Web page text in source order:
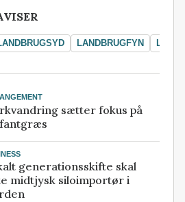
LANDBRUGFYN
sætter fokus på
generationsskifte skal
midtjysk siloimportør i